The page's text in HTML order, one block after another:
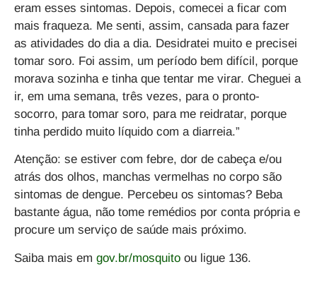
eram esses sintomas. Depois, comecei a ficar com
mais fraqueza. Me senti, assim, cansada para fazer
as atividades do dia a dia. Desidratei muito e precisei
tomar soro. Foi assim, um período bem difícil, porque
morava sozinha e tinha que tentar me virar. Cheguei a
ir, em uma semana, três vezes, para o pronto-
socorro, para tomar soro, para me reidratar, porque
tinha perdido muito líquido com a diarreia.”
Atenção: se estiver com febre, dor de cabeça e/ou
atrás dos olhos, manchas vermelhas no corpo são
sintomas de dengue. Percebeu os sintomas? Beba
bastante água, não tome remédios por conta própria e
procure um serviço de saúde mais próximo.
Saiba mais em gov.br/mosquito ou ligue 136.